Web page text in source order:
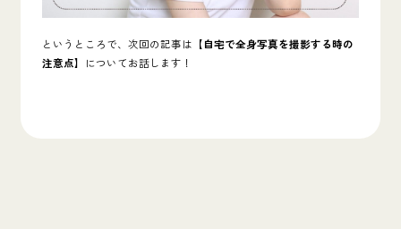
というところで、次回の記事は 【自宅で全身写真を撮影する時の
注意点】 についてお話します！